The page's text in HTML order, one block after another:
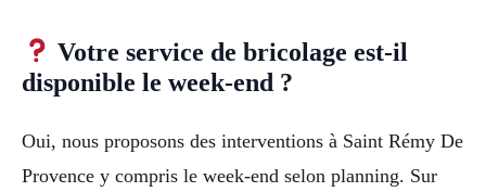
Votre service de bricolage est-il
disponible le week-end ?
Oui, nous proposons des interventions à Saint Rémy De
Provence y compris le week-end selon planning. Sur